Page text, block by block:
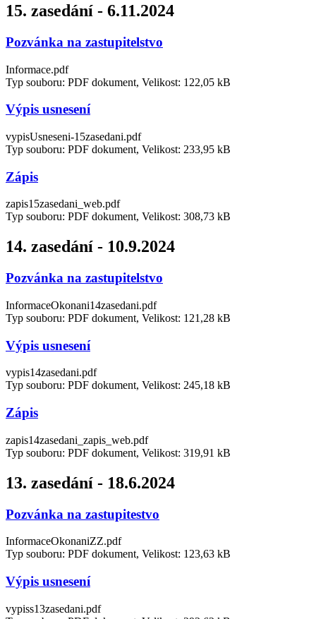
15. zasedání - 6.11.2024
Pozvánka na zastupitelstvo
Informace.pdf
Typ souboru: PDF dokument, Velikost: 122,05 kB
Výpis usnesení
vypisUsneseni-15zasedani.pdf
Typ souboru: PDF dokument, Velikost: 233,95 kB
Zápis
zapis15zasedani_web.pdf
Typ souboru: PDF dokument, Velikost: 308,73 kB
14. zasedání - 10.9.2024
Pozvánka na zastupitelstvo
InformaceOkonani14zasedani.pdf
Typ souboru: PDF dokument, Velikost: 121,28 kB
Výpis usnesení
vypis14zasedani.pdf
Typ souboru: PDF dokument, Velikost: 245,18 kB
Zápis
zapis14zasedani_zapis_web.pdf
Typ souboru: PDF dokument, Velikost: 319,91 kB
13. zasedání - 18.6.2024
Pozvánka na zastupitestvo
InformaceOkonaniZZ.pdf
Typ souboru: PDF dokument, Velikost: 123,63 kB
Výpis usnesení
vypiss13zasedani.pdf